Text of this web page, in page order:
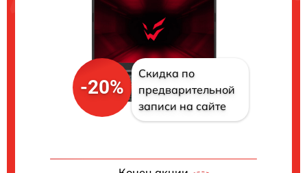
-20%
Скидка по
предварительной
записи на сайте